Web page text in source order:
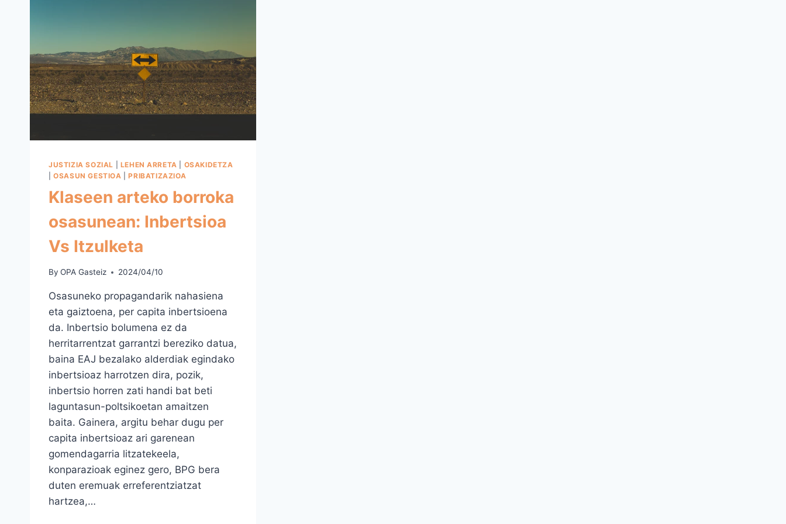
JUSTIZIA SOZIAL LEHEN ARRETA
OSAKIDETZA
|OSASUN GESTIOA |PRIBATIZAZIOA
Klaseen arteko borroka
osasunean: Inbertsioa
Vs Itzulketa
By OPA Gasteiz 2024/04/10
Osasuneko propagandarik nahasiena
eta gaiztoena, per capita inbertsioena
da. Inbertsio bolumena ez da
herritarrentzat garrantzi bereziko datua,
baina EAJ bezalako alderdiak egindako
inbertsioaz harrotzen dira, pozik,
inbertsio horren zati handi bat beti
laguntasun-poltsikoetan amaitzen
baita. Gainera, argitu behar dugu per
capita inbertsioaz ari garenean
gomendagarria litzatekeela,
konparazioak eginez gero, BPG bera
duten eremuak erreferentziatzat
hartzea,…